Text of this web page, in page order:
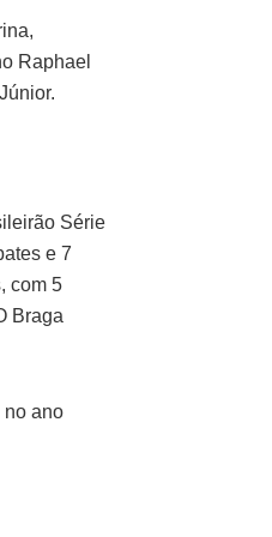
Raphael
Série
e 7
com 5
Braga
no ano